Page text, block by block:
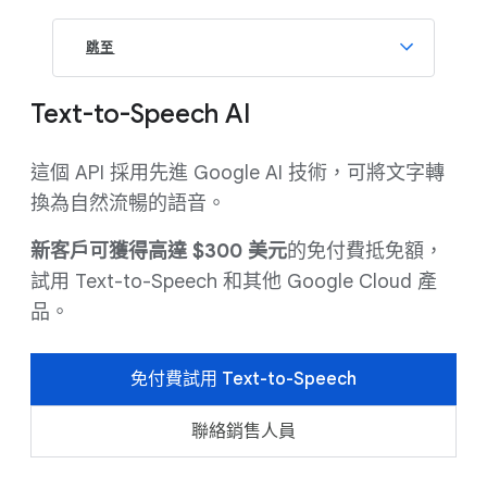
跳至
Text-to-Speech AI
這個 API 採用先進 Google AI 技術，可將文字轉
換為自然流暢的語音。
新客戶可獲得高達 $300 美元的免付費抵免額，
試用 Text-to-Speech 和其他 Google Cloud 產
品。
免付費試用 Text-to-Speech
聯絡銷售人員